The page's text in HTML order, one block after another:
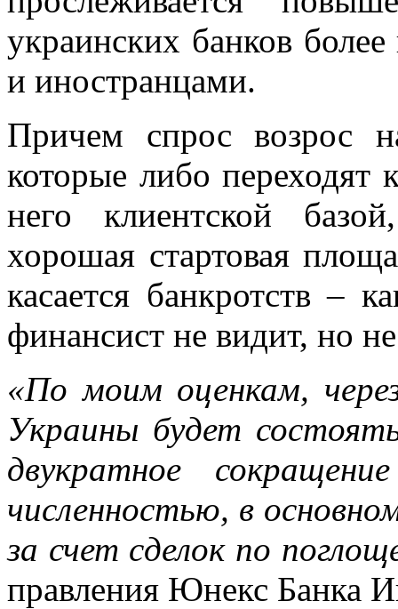
украинских банков
и иностранцами.
Причем спрос возрос
которые либо переходят
него клиентской
хорошая стартовая
касается банкротств –
финансист не видит, но
«По моим оценкам,
Украины будет
двукратное
численностью, в
за счет сделок по
правления Юнекс Банка